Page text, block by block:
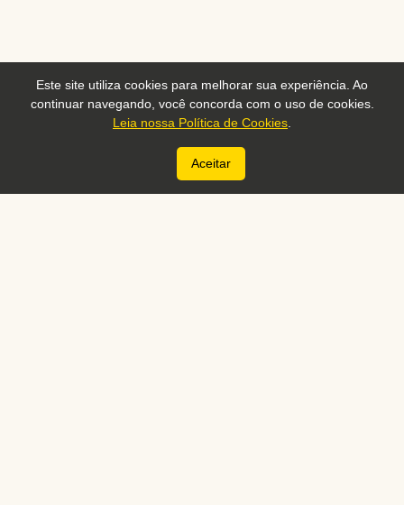
Este site utiliza cookies para melhorar sua experiência. Ao
continuar navegando, você concorda com o uso de cookies.
Leia nossa Política de Cookies
Aceitar